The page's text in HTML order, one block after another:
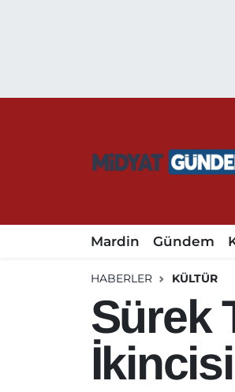
Mardin Gündem
HABERLER KÜLTÜR
Sürek